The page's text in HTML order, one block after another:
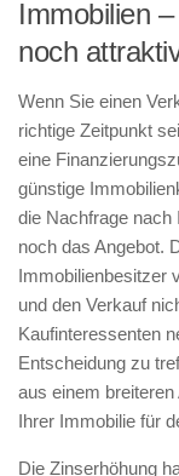
Immobilien
noch
Wenn Sie einen
richtige Zeitpunkt
eine
günstige
die Nachfrage nach
noch das Angebot.
Immobilienbesitzer
und den Verkauf
Kaufinteressenten
Entscheidung zu
aus einem
Ihrer Immobilie für
Die Zinserhöhung